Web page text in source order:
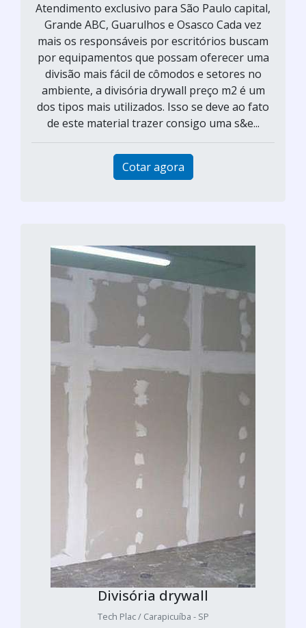
Atendimento exclusivo para São Paulo capital,
Grande ABC, Guarulhos e Osasco Cada vez
mais os responsáveis por escritórios buscam
por equipamentos que possam oferecer uma
divisão mais fácil de cômodos e setores no
ambiente, a divisória drywall preço m2 é um
dos tipos mais utilizados. Isso se deve ao fato
de este material trazer consigo uma s&e...
Cotar agora
Divisória drywall
Tech Plac / Carapicuíba - SP